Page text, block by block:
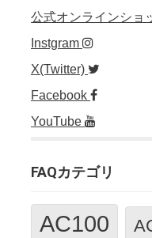
公式オンラインショ
Instgram
X(Twitter)
Facebook
YouTube
FAQカテゴリ
AC100